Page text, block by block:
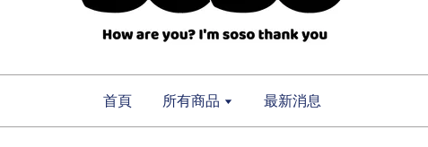
首頁 所有商品 最新消息